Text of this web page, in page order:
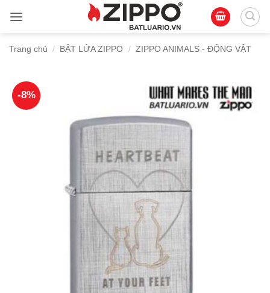
qua
dungTrang chủ / BẬT LỬA ZIPPO / ZIPPO ANIMALS - ĐỘNG VẬT
-8%